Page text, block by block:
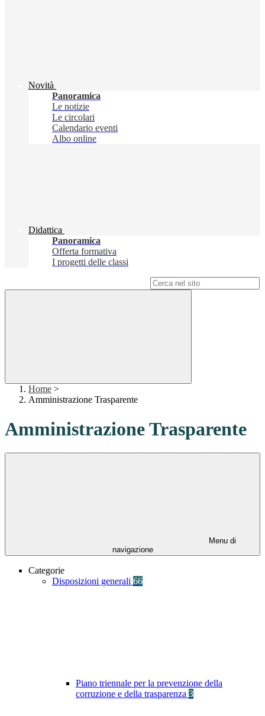
Novità
Panoramica
Le notizie
Le circolari
Calendario eventi
Albo online
Didattica
Panoramica
Offerta formativa
I progetti delle classi
Home >
Amministrazione Trasparente
Amministrazione Trasparente
Menu di
navigazione
Categorie
Disposizioni generali 66
Piano triennale per la prevenzione della
corruzione e della trasparenza 3